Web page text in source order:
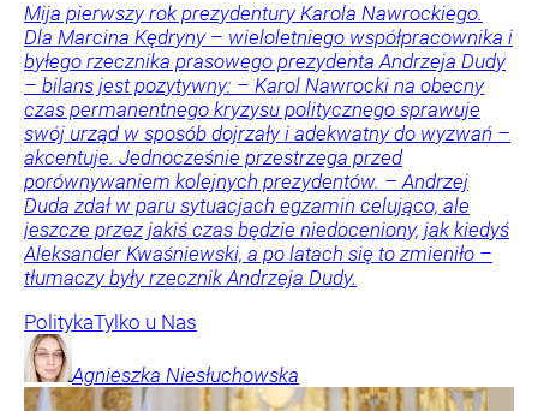
Mija pierwszy rok prezydentury Karola Nawrockiego.
Dla Marcina Kędryny – wieloletniego współpracownika i
byłego rzecznika prasowego prezydenta Andrzeja Dudy
– bilans jest pozytywny: – Karol Nawrocki na obecny
czas permanentnego kryzysu politycznego sprawuje
swój urząd w sposób dojrzały i adekwatny do wyzwań –
akcentuje. Jednocześnie przestrzega przed
porównywaniem kolejnych prezydentów. – Andrzej
Duda zdał w paru sytuacjach egzamin celująco, ale
jeszcze przez jakiś czas będzie niedoceniony, jak kiedyś
Aleksander Kwaśniewski, a po latach się to zmieniło –
tłumaczy były rzecznik Andrzeja Dudy.
PolitykaTylko u Nas
Agnieszka Niesłuchowska